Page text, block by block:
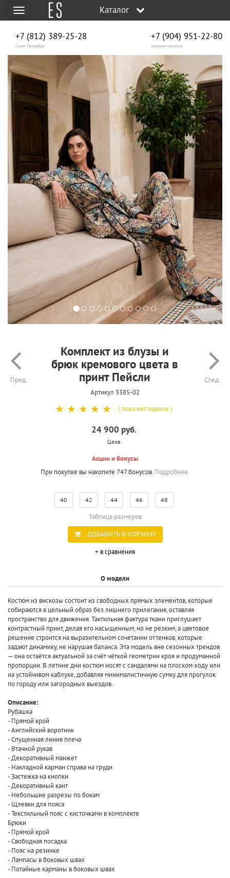
Меню Каталог
+7 (812) 389-25-28
Санкт-Петербург
+7 (904) 951‑22‑80
интернет-магазин
Пред.
Комплект из блузы и
брюк кремового цвета в
принт Пейсли
Артикул 3385-02
След.
☆
☆
☆
☆
☆ ( пока нет оценок )
24 900 руб.
Цена
Акции и бонусы
При покупке вы накопите 747 бонусов. Подробнее.
40 42 44 46 48
Таблица размеров
ДОБАВИТЬ В КОРЗИНУ
+ в сравнения
О модели
Костюм из вискозы состоит из свободных прямых элементов, которые
собираются в цельный образ без лишнего прилегания, оставляя
пространство для движения. Тактильная фактура ткани приглушает
контрастный принт, делая его насыщенным, но не резким, а цветовое
решение строится на выразительном сочетании оттенков, которые
задают динамику, не нарушая баланса. Эта модель вне сезонных трендов
— она остаётся актуальной за счёт чёткой геометрии кроя и продуманной
пропорции. В летние дни костюм носят с сандалями на плоском ходу или
на устойчивом каблуке, добавляя минималистичную сумку для прогулок
по городу или загородных выездов.
Описание:
Рубашка
- Прямой крой
- Английский воротник
- Спущенная линия плеча
- Втачной рукав
- Декоративный манжет
- Накладной карман справа на груди
- Застежка на кнопки
- Декоративный кант
- Небольшие разрезы по бокам
- Щлевки для пояса
- Текстильный пояс с кисточками в комплекте
Брюки
- Прямой крой
- Свободная посадка
- Пояс на резинке
- Лампасы в боковых швах
- Потайные карманы в боковых швах